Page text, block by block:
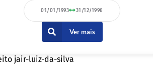
01/01/1993 31/12/1996
Ver mais